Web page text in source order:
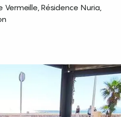
Résidence Nuria,